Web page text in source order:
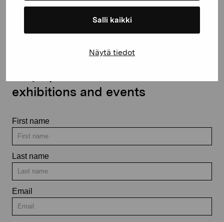
Salli kaikki
Näytä tiedot
exhibitions and events
First name
Last name
Email